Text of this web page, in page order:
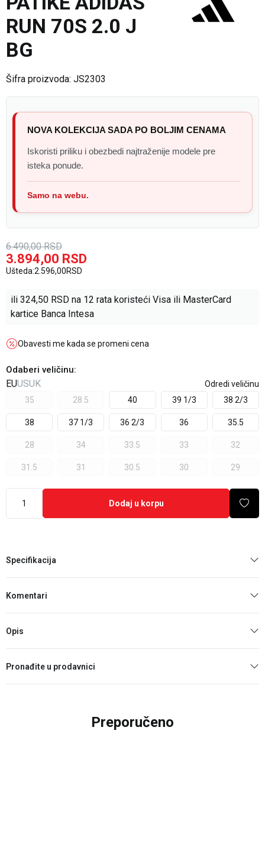
RUN 70S 2.0 J
BG
Šifra proizvoda: JS2303
NOVA KOLEKCIJA SADA PO BOLJIM CENAMA
Iskoristi priliku i obezbedi najtraženije modele pre
isteka ponude.
Samo na webu.
6.490,00 RSD
3.894,00 RSD
Ušteda:2.596,00RSD
ili 324,50 RSD na 12 rata koristeći Visa ili MasterCard
kartice Banca Intesa
Obavesti me kada se promeni cena
Odaberi veličinu:
EUUSUK
Odredi veličinu
35
28.5 40 39 1/3 38 2/3
38 37 1/3 36 2/3 36 35.5
28 34 33.5 33 32
31.5 31 30.5 30 29
Dodaj u korpu
Specifikacija
Komentari
Opis
Pronađite u prodavnici
Preporučeno